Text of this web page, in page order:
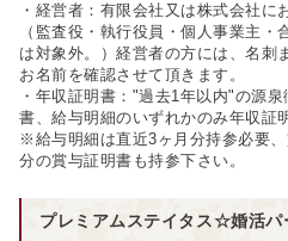
・経営者：有限会社又は株式会社に
（監査役・執行役員・個人事業主
は対象外。）経営者の方には、名刺
お名前を確認させて頂きます。
・年収証明書："過去1年以内"の源
書、給与明細のいずれかのみ年収証
※給与明細は直近3ヶ月分持参必要
分の賞与証明書も持参下さい。
プレミアムステイタス☆婚活パ